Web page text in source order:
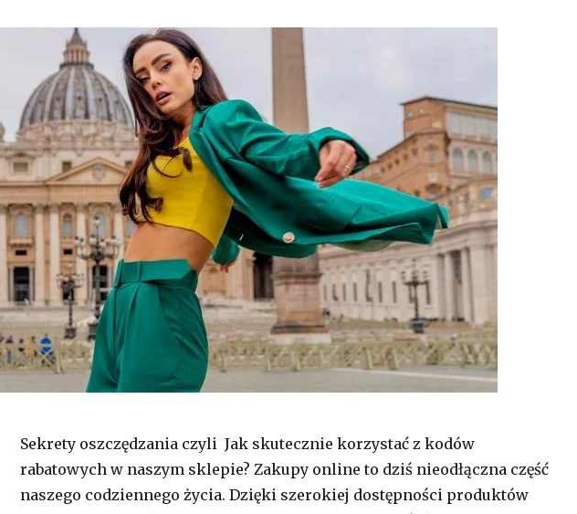
Sekrety oszczędzania czyli Jak skutecznie korzystać z kodów
rabatowych w naszym sklepie? Zakupy online to dziś nieodłączna część
naszego codziennego życia. Dzięki szerokiej dostępności produktów